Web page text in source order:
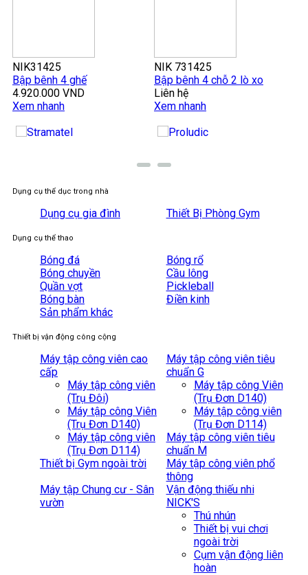
NIK31425
Bập bênh 4 ghế
4.920.000 VND
Xem nhanh
NIK 731425
Bập bênh 4 chỗ 2 lò xo
Liên hệ
Xem nhanh
Dụng cụ thể dục trong nhà
Dụng cụ gia đình Thiết Bị Phòng Gym
Dụng cụ thể thao
Bóng đá
Bóng rổ
Bóng chuyền
Cầu lông
Quần vợt
Pickleball
Bóng bàn
Điền kinh
Sản phẩm khác
Thiết bị vận động công cộng
Máy tập công viên cao
cấp
Máy tập công viên
(Trụ Đôi)
Máy tập công Viên
(Trụ Đơn D140)
Máy tập công viên
(Trụ Đơn D114)
Máy tập công viên tiêu
chuẩn G
Máy tập công Viên
(Trụ Đơn D140)
Máy tập công viên
(Trụ Đơn D114)
Máy tập công viên tiêu
chuẩn M
Thiết bị Gym ngoài trời
Máy tập công viên phổ
thông
Máy tập Chung cư - Sân
vườn
Vận động thiếu nhi
NICK'S
Thú nhún
Thiết bị vui chơi
ngoài trời
Cụm vận động liên
hoàn